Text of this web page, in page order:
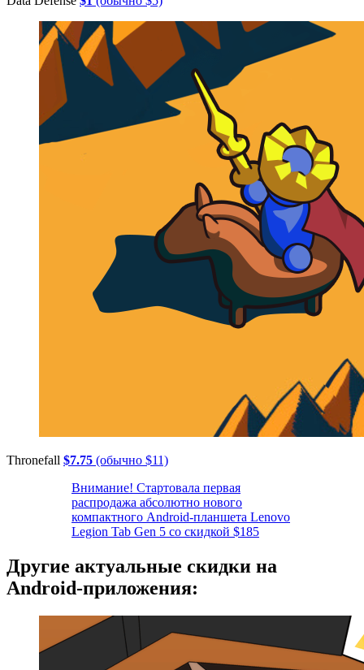
Thronefall $7.75 (обычно $11)
Внимание! Стартовала первая
распродажа абсолютно нового
компактного Android-планшета Lenovo
Legion Tab Gen 5 со скидкой $185
Другие актуальные скидки на
Android-приложения: